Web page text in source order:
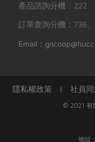
產品諮詢分機：222
訂單查詢分機：736
Email：
隱私權政策 | 社員
© 2021 有
地址